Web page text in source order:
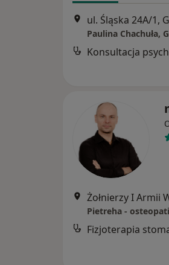
ul. Śląska 24A/1,
Konsultacja
Pietreha -
Fizjoterapia